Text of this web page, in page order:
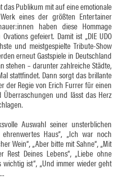
das Publikum mit auf eine emotionale
eines der größten Entertainer
haben diese Hommage
gefeiert. Damit ist „DIE UDO
und meistgespielte Tribute-Show
erneut Gastspiele in Deutschland
stehen – darunter zahlreiche Städte,
stattfindet. Dann sorgt das brillante
der Regie von Erich Furrer für einen
und lässt das Herz
Auswahl seiner unsterblichen
ehrenwertes Haus“, „Ich war noch
Wein“, „Aber bitte mit Sahne“, „Mit
Rest Deines Lebens“, „Liebe ohne
wichtig ist“, „Und immer wieder geht